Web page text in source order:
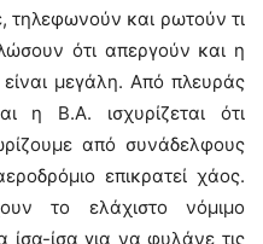
τηλεφωνούν και ρωτούν τι
ότι απεργούν και η
είναι μεγάλη. Από πλευράς
η Β.Α. ισχυρίζεται ότι
από συνάδελφους
επικρατεί χάος.
το ελάχιστο νόμιμο
ίσα για να φυλάνε τις